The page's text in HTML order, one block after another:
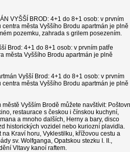
VYŠŠÍ BROD: 4+1 do 8+1 osob: v prvním
města Vyššího Brodu apartmán je plně
pozemku, zahrada s grilem posezením.
Brod: 4+1 do 8+1 osob: v prvním patře
města Vyššího Brodu apartmán je plně
Vyšší Brod: 4+1 do 8+1 osob: v prvním
města Vyššího Brodu apartmán je plně
Vyšším Brodě můžete navštívit:
restaurace s českou i čínskou kuchyní,
a mnoho dalších, Herny a bary, disco
historických vozidel nebo kuriozní plavidla.
Kraví horu, Vyklestilku, křížovou cestu a
sv. Wolfganga, Opatskou stezku I. II.,
Vltavy kanoí raftem.